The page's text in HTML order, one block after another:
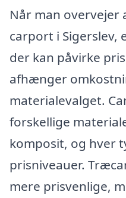
Når man overvejer
carport i Sigerslev,
der kan påvirke
afhænger
materialevalget.
forskellige
komposit, og hver
prisniveauer.
mere prisvenlige,